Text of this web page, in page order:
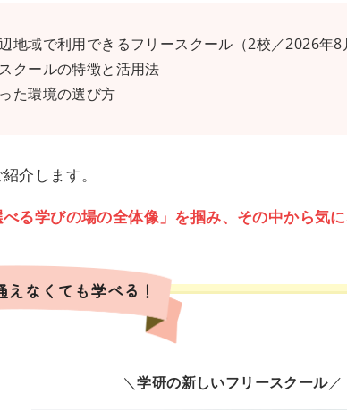
地域で利用できるフリースクール（2校／2026年8
クールの特徴と活用法
た環境の選び方
介します。
べる学びの場の全体像」を掴み、その中から気
なくても学べる！
＼学研の新しいフリースクール／